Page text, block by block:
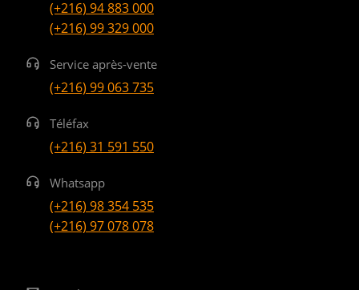
(+216) 94 883 000
(+216) 99 329 000
Service après-vente
(+216) 99 063 735
Téléfax
(+216) 31 591 550
Whatsapp
(+216) 98 354 535
(+216) 97 078 078